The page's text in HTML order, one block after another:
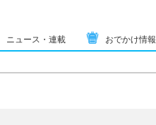
ニュース・連載 おでかけ情報